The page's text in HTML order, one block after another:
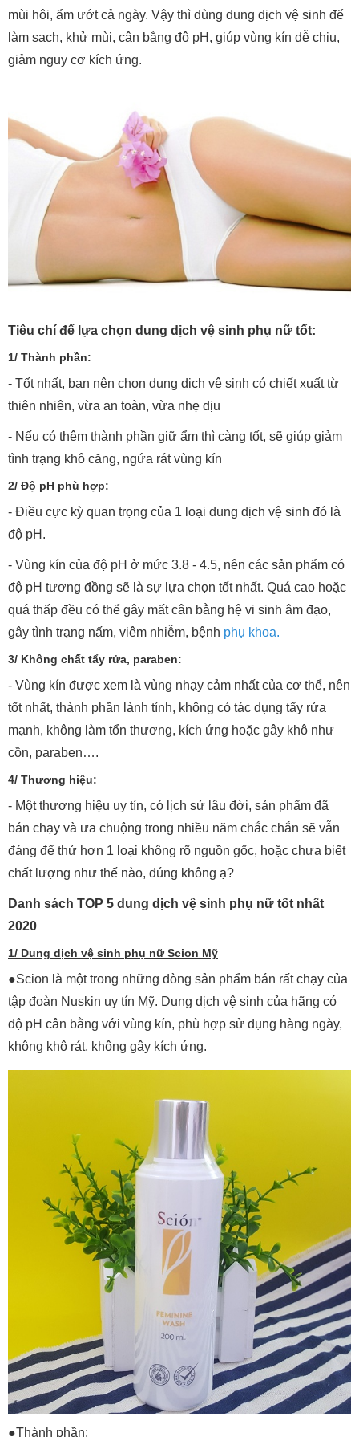
mùi hôi, ẩm ướt cả ngày. Vậy thì dùng dung dịch vệ sinh để
làm sạch, khử mùi, cân bằng độ pH, giúp vùng kín dễ chịu,
giảm nguy cơ kích ứng.
Tiêu chí để lựa chọn dung dịch vệ sinh phụ nữ tốt:
1/ Thành phần:
- Tốt nhất, bạn nên chọn dung dịch vệ sinh có chiết xuất từ
thiên nhiên, vừa an toàn, vừa nhẹ dịu
- Nếu có thêm thành phần giữ ẩm thì càng tốt, sẽ giúp giảm
tình trạng khô căng, ngứa rát vùng kín
2/ Độ pH phù hợp:
- Điều cực kỳ quan trọng của 1 loại dung dịch vệ sinh đó là
độ pH.
- Vùng kín của độ pH ở mức 3.8 - 4.5, nên các sản phẩm có
độ pH tương đồng sẽ là sự lựa chọn tốt nhất. Quá cao hoặc
quá thấp đều có thể gây mất cân bằng hệ vi sinh âm đạo,
gây tình trạng nấm, viêm nhiễm, bệnh phụ khoa.
3/ Không chất tẩy rửa, paraben:
- Vùng kín được xem là vùng nhạy cảm nhất của cơ thể, nên
tốt nhất, thành phần lành tính, không có tác dụng tẩy rửa
mạnh, không làm tổn thương, kích ứng hoặc gây khô như
cồn, paraben….
4/ Thương hiệu:
- Một thương hiệu uy tín, có lịch sử lâu đời, sản phẩm đã
bán chạy và ưa chuộng trong nhiều năm chắc chắn sẽ vẫn
đáng để thử hơn 1 loại không rõ nguồn gốc, hoặc chưa biết
chất lượng như thế nào, đúng không ạ?
Danh sách TOP 5 dung dịch vệ sinh phụ nữ tốt nhất
2020
1/ Dung dịch vệ sinh phụ nữ Scion Mỹ
●Scion là một trong những dòng sản phẩm bán rất chạy của
tập đoàn Nuskin uy tín Mỹ. Dung dịch vệ sinh của hãng có
độ pH cân bằng với vùng kín, phù hợp sử dụng hàng ngày,
không khô rát, không gây kích ứng.
●Thành phần: